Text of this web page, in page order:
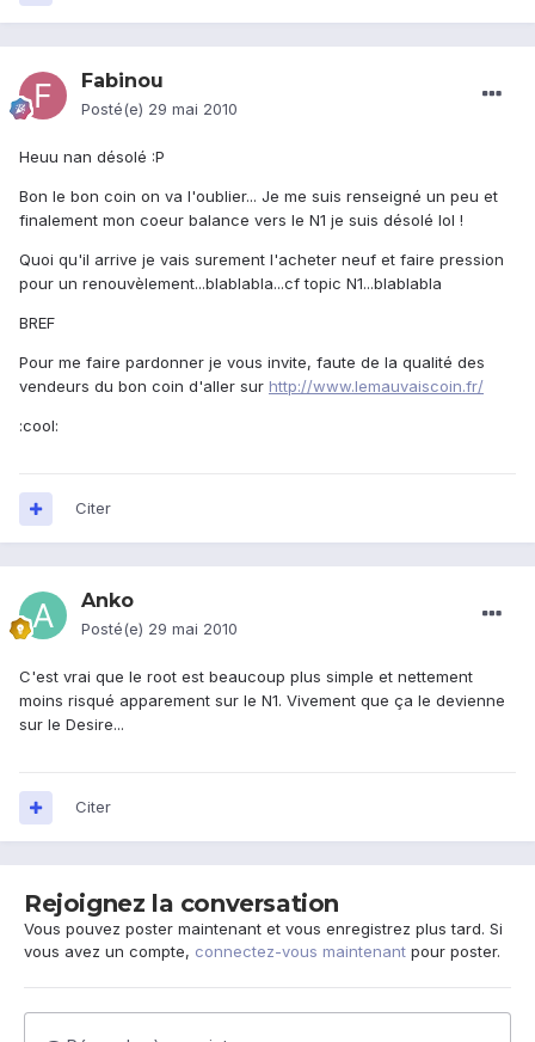
Fabinou
Posté(e) 29 mai 2010
Heuu nan désolé :P
Bon le bon coin on va l'oublier... Je me suis renseigné un peu et
finalement mon coeur balance vers le N1 je suis désolé lol !
Quoi qu'il arrive je vais surement l'acheter neuf et faire pression
pour un renouvèlement...blablabla...cf topic N1...blablabla
BREF
Pour me faire pardonner je vous invite, faute de la qualité des
vendeurs du bon coin d'aller sur http://www.lemauvaiscoin.fr/
:cool:
Citer
Anko
Posté(e) 29 mai 2010
C'est vrai que le root est beaucoup plus simple et nettement
moins risqué apparement sur le N1. Vivement que ça le devienne
sur le Desire...
Citer
Rejoignez la conversation
Vous pouvez poster maintenant et vous enregistrez plus tard. Si
vous avez un compte, connectez-vous maintenant pour poster.